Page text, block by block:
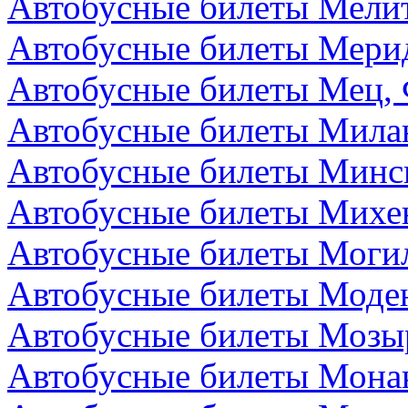
Автобусные билеты
Автобусные билеты Мец,
Автобусные билеты
Автобусные билеты
Автобусные билеты
Автобусные билеты
Автобусные билеты
Автобусные билеты
Автобусные билеты